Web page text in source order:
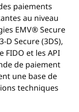
paiements
au niveau
EMV® Secure
D Secure (3DS),
FIDO et les API
de paiement
une base de
techniques